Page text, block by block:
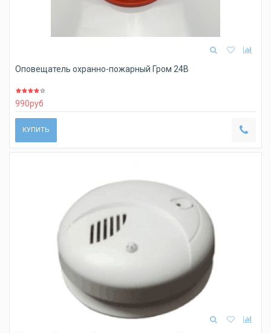
Оповещатель охранно-пожарный Гром 24В
990руб
КУПИТЬ